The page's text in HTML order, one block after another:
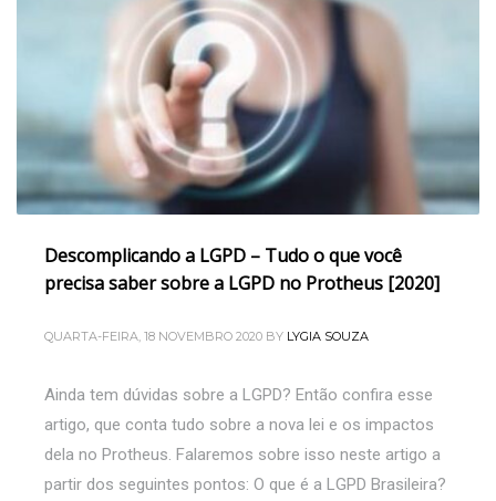
Descomplicando a LGPD – Tudo o que você
precisa saber sobre a LGPD no Protheus [2020]
QUARTA-FEIRA, 18 NOVEMBRO 2020 BY LYGIA SOUZA
Ainda tem dúvidas sobre a LGPD? Então confira esse
artigo, que conta tudo sobre a nova lei e os impactos
dela no Protheus. Falaremos sobre isso neste artigo a
partir dos seguintes pontos: O que é a LGPD Brasileira?